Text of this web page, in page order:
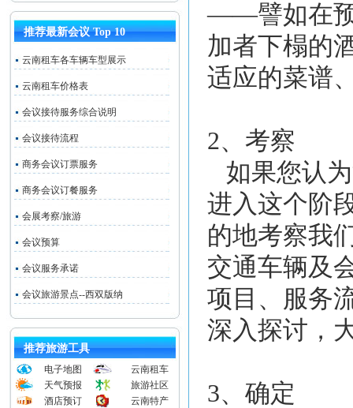
推荐最新会议 Top 10
云南租车各车辆车型展示
云南租车价格表
会议接待服务综合说明
会议接待流程
商务会议订票服务
商务会议订餐服务
会展考察/旅游
会议预算
会议服务承诺
会议旅游景点--西双版纳
推荐旅游工具
电子地图
云南租车
天气预报
旅游社区
酒店预订
云南特产
——譬如在预
加者下榻的
适应的菜谱
2、考察
如果您认
进入这个阶
的地考察我
交通车辆及
项目、服务
深入探讨，
3、确定